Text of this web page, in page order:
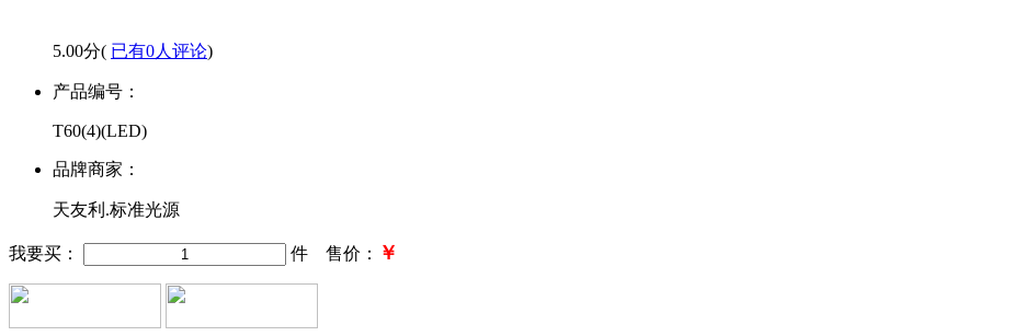
5.00分( 已有0人评论)
产品编号：
T60(4)(LED)
品牌商家：
天友利.标准光源
我要买： 件 售价： ￥